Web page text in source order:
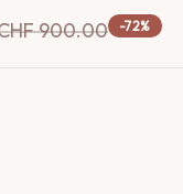
900.00 -72%